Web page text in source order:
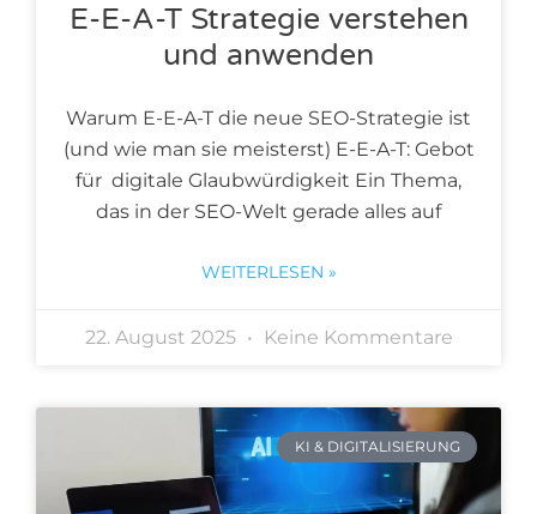
E-E-A-T Strategie verstehen
und anwenden
Warum E-E-A-T die neue SEO-Strategie ist
(und wie man sie meisterst) E-E-A-T: Gebot
für digitale Glaubwürdigkeit Ein Thema,
das in der SEO-Welt gerade alles auf
WEITERLESEN »
22. August 2025 Keine Kommentare
KI & DIGITALISIERUNG